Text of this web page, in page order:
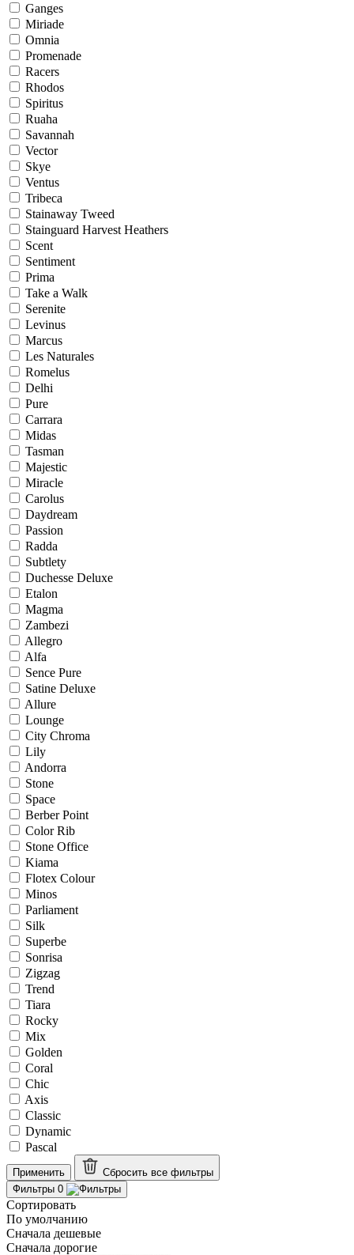
Ganges
Miriade
Omnia
Promenade
Racers
Rhodos
Spiritus
Ruaha
Savannah
Vector
Skye
Ventus
Tribeca
Stainaway Tweed
Stainguard Harvest Heathers
Scent
Sentiment
Prima
Take a Walk
Serenite
Levinus
Marcus
Les Naturales
Romelus
Delhi
Pure
Carrara
Midas
Tasman
Majestic
Miracle
Carolus
Daydream
Passion
Radda
Subtlety
Duchesse Deluxe
Etalon
Magma
Zambezi
Allegro
Alfa
Sence Pure
Satine Deluxe
Allure
Lounge
City Chroma
Lily
Andorra
Stone
Space
Berber Point
Color Rib
Stone Office
Kiama
Flotex Colour
Minos
Parliament
Silk
Superbe
Sonrisa
Zigzag
Trend
Tiara
Rocky
Mix
Golden
Coral
Chic
Axis
Classic
Dynamic
Pascal
Применить Сбросить все фильтры
Фильтры 0
Сортировать
По умолчанию
Сначала дешевые
Сначала дорогие